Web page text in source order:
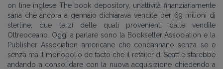
on line inglese The book depository, un’attività finanziariamente
sana che ancora a gennaio dichiarava vendite per 69 milioni di
sterline, due terzi delle quali provenienti dalle vendite
Oltreoceano. Oggi a parlare sono la Bookseller Association e la
Publisher Association americane che condannano senza se e
senza ma il monopolio de facto che il retailer di Seattle starebbe
andando a consolidare con la nuova acquisizione chiedendo a